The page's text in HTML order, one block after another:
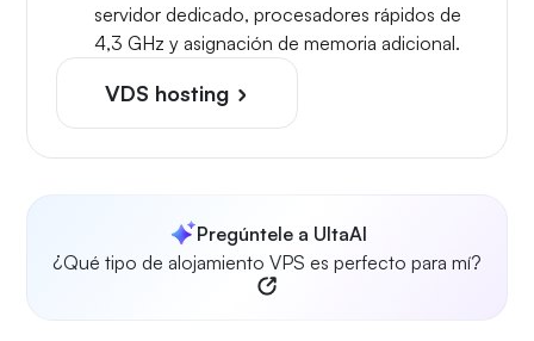
servidor dedicado, procesadores rápidos de
4,3 GHz y asignación de memoria adicional.
VDS hosting
Pregúntele a UltaAI
¿Qué tipo de alojamiento VPS es perfecto para mí?